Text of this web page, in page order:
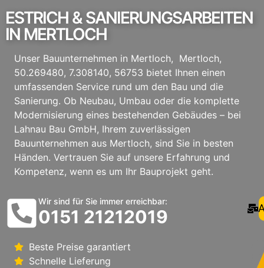
ESTRICH & SANIERUNGSARBEITEN
IN MERTLOCH
Unser Bauunternehmen in Mertloch, Mertloch,
50.269480, 7.308140, 56753 bietet Ihnen einen
umfassenden Service rund um den Bau und die
Sanierung. Ob Neubau, Umbau oder die komplette
Modernisierung eines bestehenden Gebäudes – bei
Lahnau Bau GmbH, Ihrem zuverlässigen
Bauunternehmen aus Mertloch, sind Sie in besten
Händen. Vertrauen Sie auf unsere Erfahrung und
Kompetenz, wenn es um Ihr Bauprojekt geht.
Wir sind für Sie immer erreichbar:
0151 21212019
Beste Preise garantiert
Schnelle Lieferung